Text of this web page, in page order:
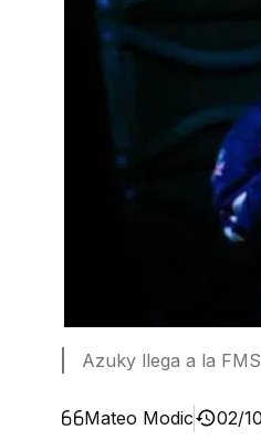
Azuky llega a la
Mateo Modic 02/